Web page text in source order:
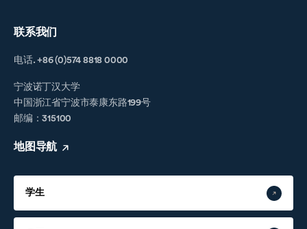
联系我们
电话. +86 (0)574 8818 0000
宁波诺丁汉大学
中国浙江省宁波市泰康东路199号
邮编：315100
地图导航
学生